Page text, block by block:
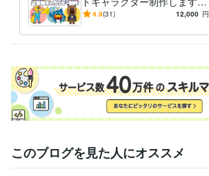
★ココナラ販売実績260件★
4.9(31) 12,000 円
このブログを見た人にオススメ